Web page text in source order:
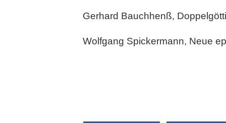
Gerhard Bauchhenß,
Wolfgang Spickermann, Neue